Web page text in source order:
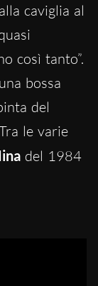
caviglia al
così tanto”.
bossa
del
le varie
del 1984